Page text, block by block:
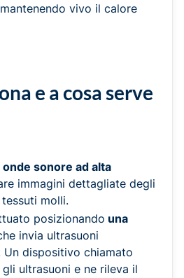
vivo il calore
e a cosa serve
onde sonore ad alta
immagini dettagliate degli
molli.
posizionando una
invia ultrasuoni
dispositivo chiamato
ultrasuoni e ne rileva il